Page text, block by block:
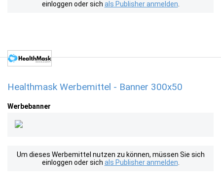
einloggen oder sich als Publisher anmelden
Healthmask Werbemittel - Banner 300x50
Werbebanner
Um dieses Werbemittel nutzen zu können, müssen Sie sich
einloggen oder sich als Publisher anmelden